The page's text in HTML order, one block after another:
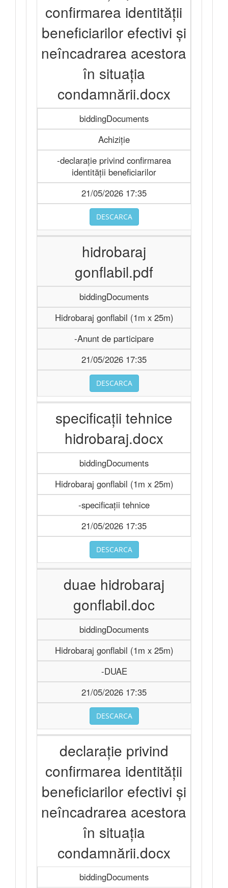
confirmarea identității
beneficiarilor efectivi și
neîncadrarea acestora
în situația
condamnării.docx
biddingDocuments
Achiziție
-declarație privind confirmarea
identității beneficiarilor
21/05/2026 17:35
DESCARCA
hidrobaraj
gonflabil.pdf
biddingDocuments
Hidrobaraj gonflabil (1m x 25m)
-Anunt de participare
21/05/2026 17:35
DESCARCA
specificații tehnice
hidrobaraj.docx
biddingDocuments
Hidrobaraj gonflabil (1m x 25m)
-specificații tehnice
21/05/2026 17:35
DESCARCA
duae hidrobaraj
gonflabil.doc
biddingDocuments
Hidrobaraj gonflabil (1m x 25m)
-DUAE
21/05/2026 17:35
DESCARCA
declaraţie privind
confirmarea identității
beneficiarilor efectivi și
neîncadrarea acestora
în situația
condamnării.docx
biddingDocuments